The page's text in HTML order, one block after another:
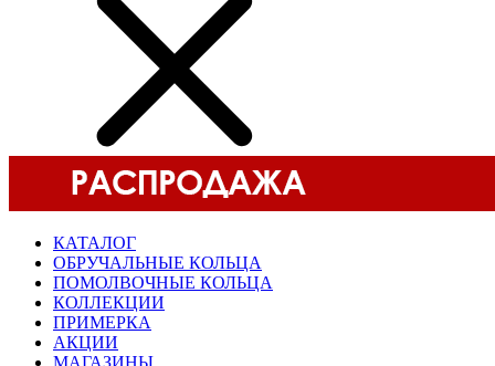
КАТАЛОГ
ОБРУЧАЛЬНЫЕ КОЛЬЦА
ПОМОЛВОЧНЫЕ КОЛЬЦА
КОЛЛЕКЦИИ
ПРИМЕРКА
АКЦИИ
МАГАЗИНЫ